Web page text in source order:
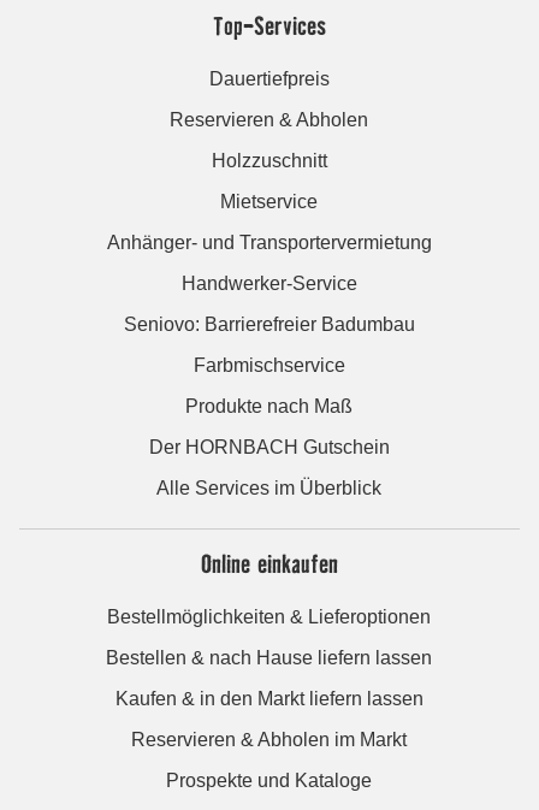
Top-Services
Dauertiefpreis
Reservieren & Abholen
Holzzuschnitt
Mietservice
Anhänger- und Transportervermietung
Handwerker-Service
Seniovo: Barrierefreier Badumbau
Farbmischservice
Produkte nach Maß
Der HORNBACH Gutschein
Alle Services im Überblick
Online einkaufen
Bestellmöglichkeiten & Lieferoptionen
Bestellen & nach Hause liefern lassen
Kaufen & in den Markt liefern lassen
Reservieren & Abholen im Markt
Prospekte und Kataloge